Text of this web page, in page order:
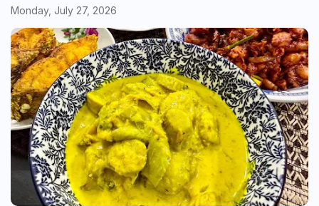
Monday, July 27, 2026